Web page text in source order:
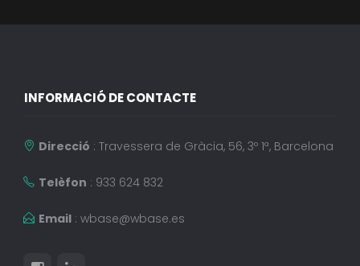
INFORMACIÓ DE CONTACTE
Direcció : Travessera de Gràcia, 56, 3º 1ª, Barcelona
Telèfon : 933 624 832
Email: wbase@wbase.es